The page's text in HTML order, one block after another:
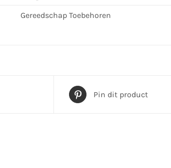
Gereedschap Toebehoren
Pin dit product